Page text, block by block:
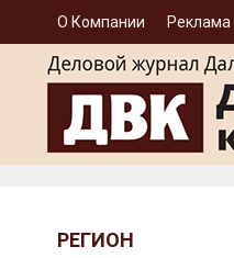
О Компании Реклама
РЕГИОН